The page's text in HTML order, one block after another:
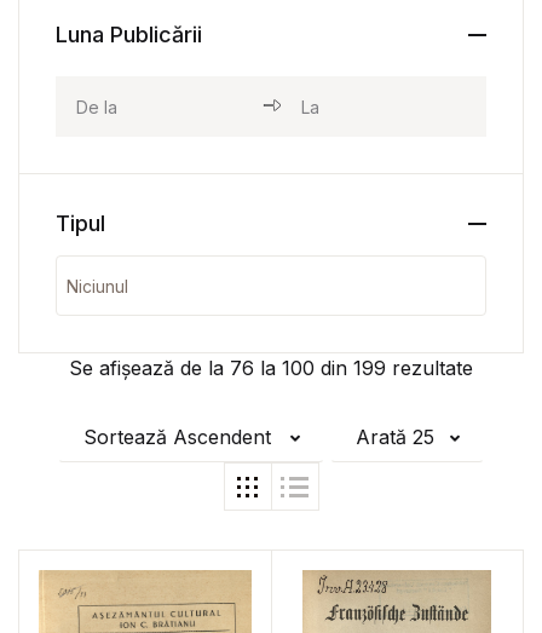
Se afișează de la 76 la 100 din 199 rezultate
Sortează Ascendent Arată 25
Luna Publicării
Tipul